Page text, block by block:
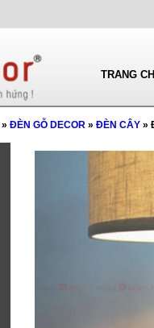
TRANG
» ĐÈN GỖ DECOR » ĐÈN CÂY »